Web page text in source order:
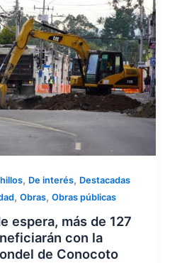
, De interés, Destacadas
, Obras, Obras públicas
espera, más de 127
con la
de Conocoto